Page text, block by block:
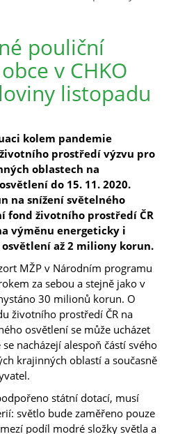
pouliční
v CHKO
listopadu
kolem pandemie
prostředí výzvu pro
oblastech na
do 15. 11. 2020.
na snížení světelného
fond životního prostředí ČR
výměnu energeticky i
až 2 miliony korun.
MŽP v Národním programu
za sebou a stejně jako v
30 milionů korun. O
životního prostředí ČR na
osvětlení se může ucházet
nacházejí alespoň částí svého
krajinných oblastí a současně
státní dotací, musí
světlo bude zaměřeno pouze
podíl modré složky světla a